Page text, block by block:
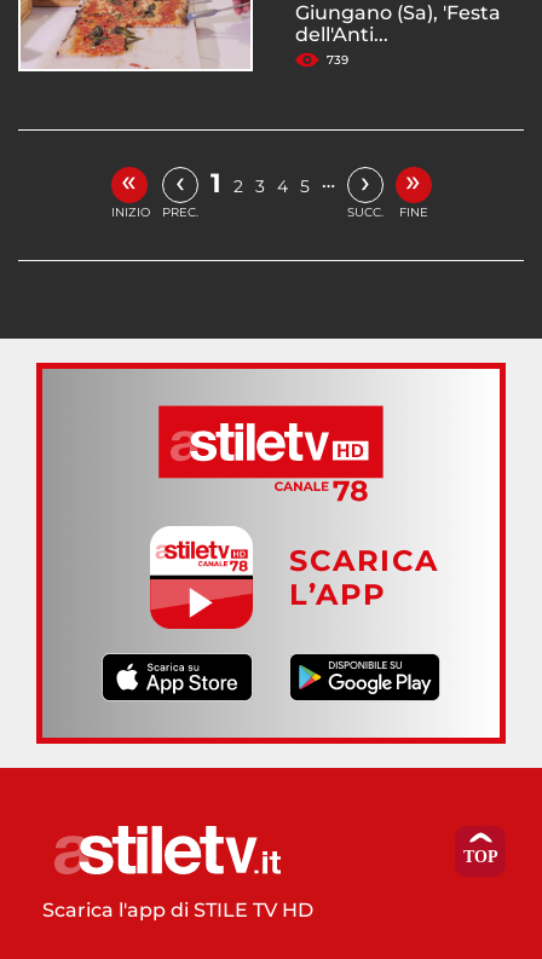
Giungano (Sa), 'Festa
dell'Anti...
739
«
INIZIO
‹
PREC.
1 2 3 4 5 … ›
SUCC.
»
FINE
SCARICA
L’APP
Scarica l'app di STILE TV HD